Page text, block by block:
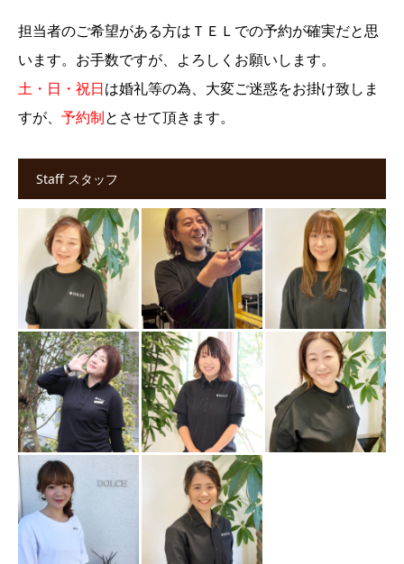
担当者のご希望がある方はＴＥＬでの予約が確実だと思
います。お手数ですが、よろしくお願いします。
土・日・祝日は婚礼等の為、大変ご迷惑をお掛け致しま
すが、 予約制とさせて頂きます。
Staff スタッフ